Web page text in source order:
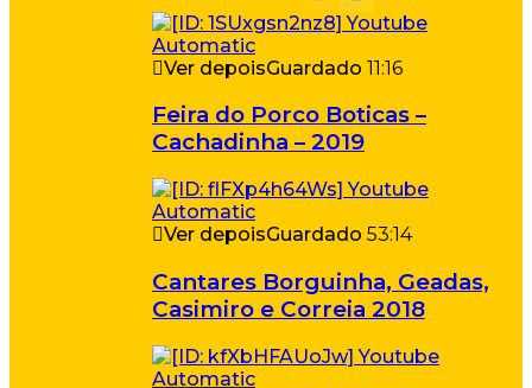
Ver depoisGuardado 11:16
Feira do Porco Boticas –
Cachadinha – 2019
Ver depoisGuardado 53:14
Cantares Borguinha, Geadas,
Casimiro e Correia 2018